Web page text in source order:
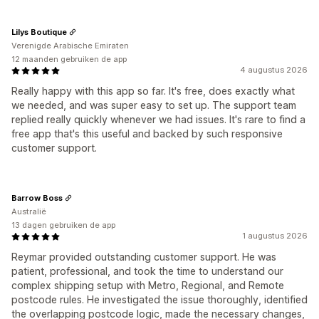
4 augustus 2026
Really happy with this app so far. It's free, does exactly what
we needed, and was super easy to set up. The support team
replied really quickly whenever we had issues. It's rare to find a
free app that's this useful and backed by such responsive
customer support.
Lilys Boutique
Verenigde Arabische Emiraten
12 maanden gebruiken de app
1 augustus 2026
Reymar provided outstanding customer support. He was
patient, professional, and took the time to understand our
complex shipping setup with Metro, Regional, and Remote
postcode rules. He investigated the issue thoroughly, identified
the overlapping postcode logic, made the necessary changes,
Barrow Boss
Australië
13 dagen gebruiken de app